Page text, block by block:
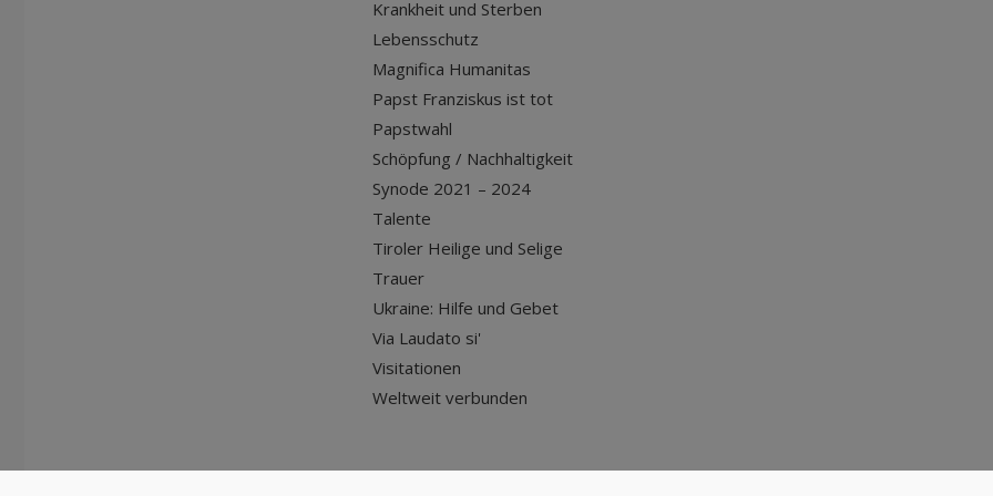
Krankheit und Sterben
Lebensschutz
Magnifica Humanitas
Papst Franziskus ist tot
Papstwahl
Schöpfung / Nachhaltigkeit
Synode 2021 – 2024
Talente
Tiroler Heilige und Selige
Trauer
Ukraine: Hilfe und Gebet
Via Laudato si'
Visitationen
Weltweit verbunden